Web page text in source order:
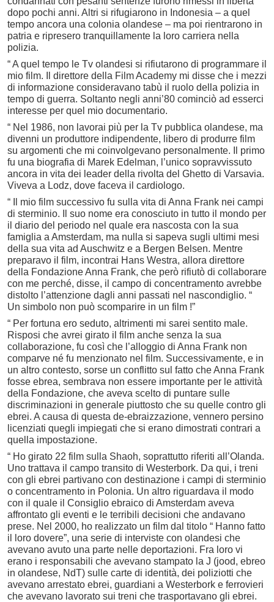
dopo pochi anni. Altri si rifugiarono in Indonesia – a quel
tempo ancora una colonia olandese – ma poi rientrarono in
patria e ripresero tranquillamente la loro carriera nella
polizia.
“ A quel tempo le Tv olandesi si rifiutarono di programmare il
mio film. Il direttore della Film Academy mi disse che i mezzi
di informazione consideravano tabù il ruolo della polizia in
tempo di guerra. Soltanto negli anni’80 cominciò ad esserci
interesse per quel mio documentario.
“ Nel 1986, non lavorai più per la Tv pubblica olandese, ma
divenni un produttore indipendente, libero di produrre film
su argomenti che mi coinvolgevano personalmente. Il primo
fu una biografia di Marek Edelman, l’unico sopravvissuto
ancora in vita dei leader della rivolta del Ghetto di Varsavia.
Viveva a Lodz, dove faceva il cardiologo.
“ Il mio film successivo fu sulla vita di Anna Frank nei campi
di sterminio. Il suo nome era conosciuto in tutto il mondo per
il diario del periodo nel quale era nascosta con la sua
famiglia a Amsterdam, ma nulla si sapeva sugli ultimi mesi
della sua vita ad Auschwitz e a Bergen Belsen. Mentre
preparavo il film, incontrai Hans Westra, allora direttore
della Fondazione Anna Frank, che però rifiutò di collaborare
con me perché, disse, il campo di concentramento avrebbe
distolto l’attenzione dagli anni passati nel nascondiglio. “
Un simbolo non può scomparire in un film !”
“ Per fortuna ero seduto, altrimenti mi sarei sentito male.
Risposi che avrei girato il film anche senza la sua
collaborazione, fu così che l’alloggio di Anna Frank non
comparve né fu menzionato nel film. Successivamente, e in
un altro contesto, sorse un conflitto sul fatto che Anna Frank
fosse ebrea, sembrava non essere importante per le attività
della Fondazione, che aveva scelto di puntare sulle
discriminazioni in generale piuttosto che su quelle contro gli
ebrei. A causa di questa de-ebraizzazione, vennero persino
licenziati quegli impiegati che si erano dimostrati contrari a
quella impostazione.
“ Ho girato 22 film sulla Shaoh, soprattutto riferiti all’Olanda.
Uno trattava il campo transito di Westerbork. Da qui, i treni
con gli ebrei partivano con destinazione i campi di sterminio
o concentramento in Polonia. Un altro riguardava il modo
con il quale il Consiglio ebraico di Amsterdam aveva
affrontato gli eventi e le terribili decisioni che andavano
prese. Nel 2000, ho realizzato un film dal titolo “ Hanno fatto
il loro dovere”, una serie di interviste con olandesi che
avevano avuto una parte nelle deportazioni. Fra loro vi
erano i responsabili che avevano stampato la J (jood, ebreo
in olandese, NdT) sulle carte di identità, dei poliziotti che
avevano arrestato ebrei, guardiani a Westerbork e ferrovieri
che avevano lavorato sui treni che trasportavano gli ebrei.